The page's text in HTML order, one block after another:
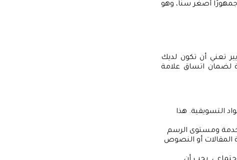
أصغر سناً، وهو
تعني أن تكون لديك
لضمان اتساق علامة
التسويقية. هذا
ومستوى الرسم
المقالات أو النصوص